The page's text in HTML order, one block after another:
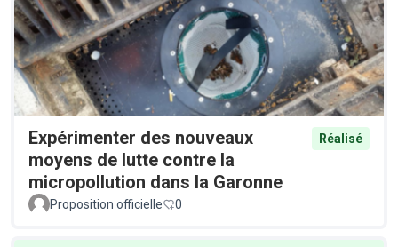
Expérimenter des nouveaux
moyens de lutte contre la
micropollution dans la Garonne
Réalisé
Proposition officielle 0